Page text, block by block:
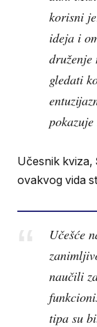
korisni
ideja i
druženje
gledati
Učesnik kviza,
ovakvog vida
Učešće
naučili
tipa su